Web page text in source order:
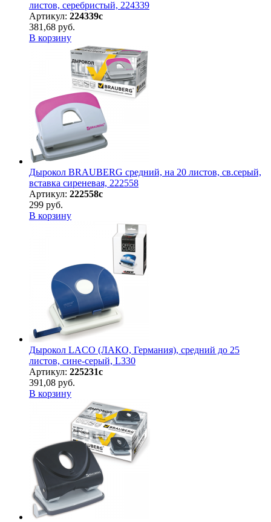
листов, серебристый, 224339
Артикул: 224339с
381,68 руб.
В корзину
Дырокол BRAUBERG средний, на 20 листов, св.серый,
вставка сиреневая, 222558
Артикул: 222558с
299 руб.
В корзину
Дырокол LACO (ЛАКО, Германия), средний до 25
листов, сине-серый, L330
Артикул: 225231с
391,08 руб.
В корзину